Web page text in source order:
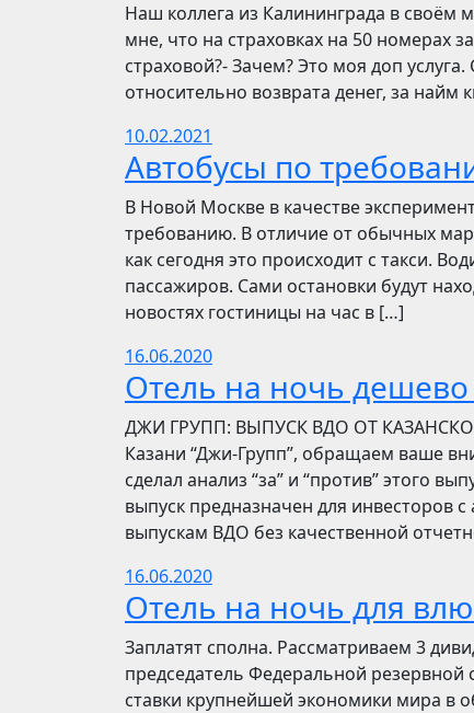
Наш коллега из Калининграда в своём
мне, что на страховках на 50 номерах
страховой?- Зачем? Это моя доп
относительно возврата денег, за найм
10.02.2021
Автобусы по
В Новой Москве в качестве
требованию. В отличие от обычных
как сегодня это происходит с такси.
пассажиров. Сами остановки будут
новостях гостиницы на час в […]
16.06.2020
Отель на ночь дешево
​​ДЖИ ГРУПП: ВЫПУСК ВДО ОТ
Казани “Джи-Групп”, обращаем ваше
сделал анализ “за” и “против” этого
выпуск предназначен для инвесторов
выпускам ВДО без качественной
16.06.2020
Отель на ночь для
Заплатят сполна. Рассматриваем 3
председатель Федеральной
ставки крупнейшей экономики мира в